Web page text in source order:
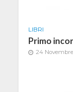
LIBRI
Primo
24